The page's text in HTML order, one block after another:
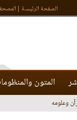
الصفحة الرئيسـة
المتون
وعلومه